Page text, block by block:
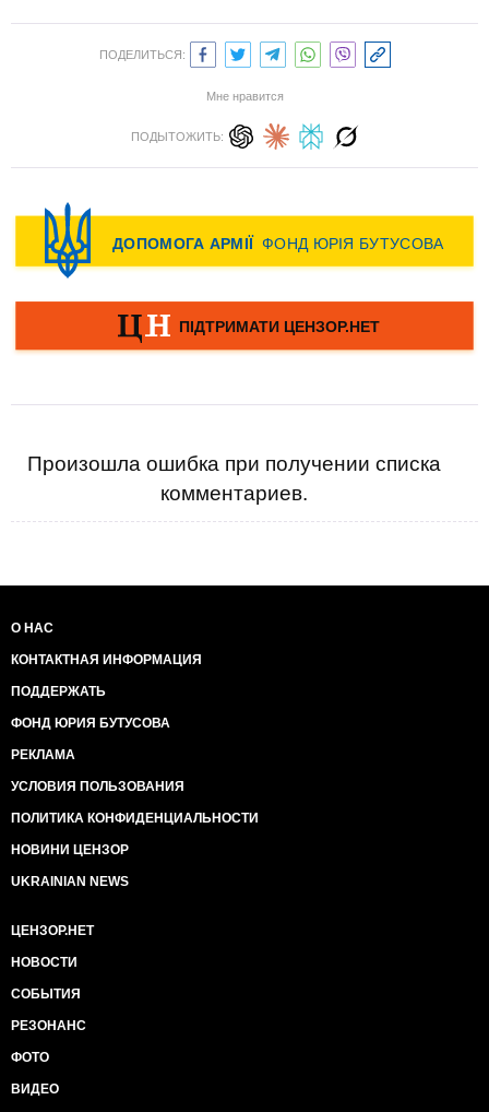
ПОДЕЛИТЬСЯ:
Мне нравится
ПОДЫТОЖИТЬ:
Произошла ошибка при получении списка
комментариев.
О НАС
КОНТАКТНАЯ ИНФОРМАЦИЯ
ПОДДЕРЖАТЬ
ФОНД ЮРИЯ БУТУСОВА
РЕКЛАМА
УСЛОВИЯ ПОЛЬЗОВАНИЯ
ПОЛИТИКА КОНФИДЕНЦИАЛЬНОСТИ
НОВИНИ ЦЕНЗОР
UKRAINIAN NEWS
ЦЕНЗОР.НЕТ
НОВОСТИ
СОБЫТИЯ
РЕЗОНАНС
ФОТО
ВИДЕО